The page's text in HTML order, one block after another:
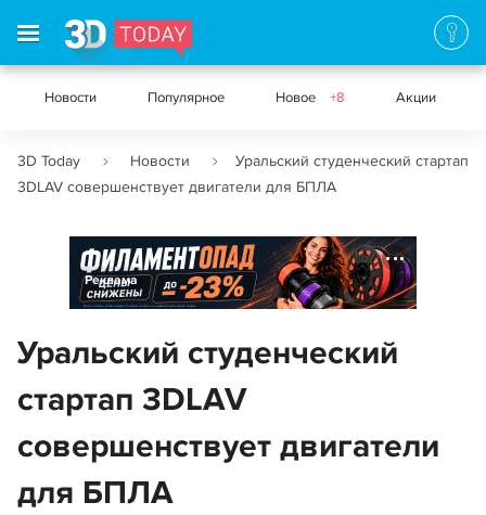
Новости Популярное Новое +8 Акции
3D Today Новости
Уральский студенческий стартап
3DLAV совершенствует двигатели для БПЛА
Реклама
Уральский студенческий
стартап 3DLAV
совершенствует двигатели
для БПЛА